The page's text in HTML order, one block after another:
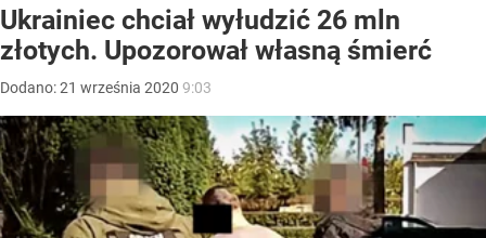
Ukrainiec chciał wyłudzić 26 mln
złotych. Upozorował własną śmierć
Dodano:21 września 2020 9:03